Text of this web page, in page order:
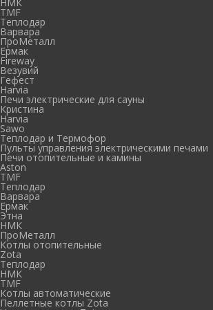
TMF
Теплодар
Варвара
ПроМеталл
Ермак
Fireway
Везувий
Гефест
Harvia
Печи электрические для сауны
Кристина
Harvia
Sawo
Теплодар и Термофор
Пульты управления электрическими печами
Печи отопительные и камины
Aston
TMF
Теплодар
Варвара
Ермак
Этна
НМК
ПроМеталл
Котлы отопительные
Zota
Теплодар
НМК
TMF
Котлы автоматические
Пеллетные котлы Zota